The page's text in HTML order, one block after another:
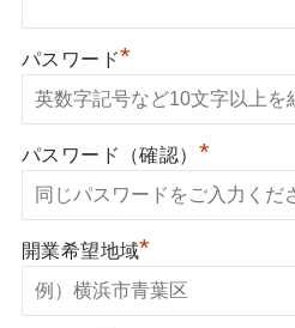
パスワード*
パスワード（確認） *
開業希望地域*